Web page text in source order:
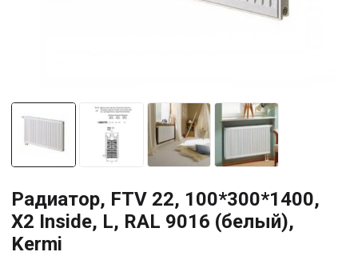
Радиатор, FTV 22, 100*300*1400,
X2 Inside, L, RAL 9016 (белый),
Kermi